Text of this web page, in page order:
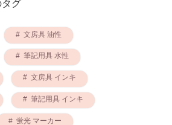
グ
文房具 油性
筆記用具 水性
文房具 インキ
筆記用具 インキ
蛍光 マーカー